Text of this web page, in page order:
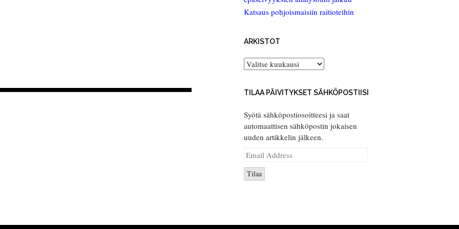
Katsaus pohjoismaisiin raitioteihin
ARKISTOT
Arkistot
TILAA PÄIVITYKSET SÄHKÖPOSTIISI
Syötä sähköpostiosoitteesi ja saat
automaattisen sähköpostin jokaisen
uuden artikkelin jälkeen.
Email
Tilaa